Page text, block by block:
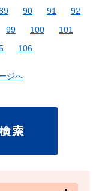
90 91
92
99 100
101
106
ジへ